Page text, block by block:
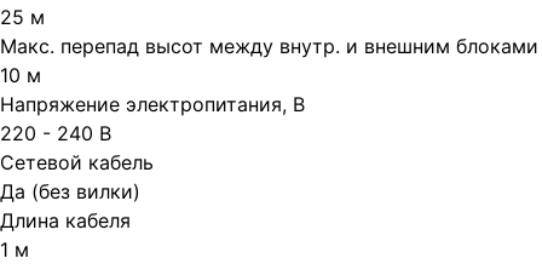
25 м
Макс. перепад высот между внутр. и внешним блоками
10 м
Напряжение электропитания, В
220 - 240 В
Сетевой кабель
Да (без вилки)
Длина кабеля
1 м